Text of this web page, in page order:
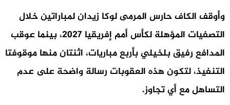
وأوقف الكاف حارس المرمى لوكا زيدان لمباراتين خلال
التصفيات المؤهلة لكأس أمم إفريقيا 2027، بينما عوقب
المدافع رفيق بلخيلي بأربع مباريات، اثنتان منها موقوفتا
التنفيذ، لتكون هذه العقوبات رسالة واضحة على عدم
التساهل مع أي تجاوز.